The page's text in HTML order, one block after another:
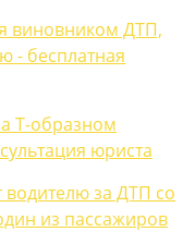
виновником ДТП,
- бесплатная
Т-образном
юриста
водителю за ДТП со
из пассажиров